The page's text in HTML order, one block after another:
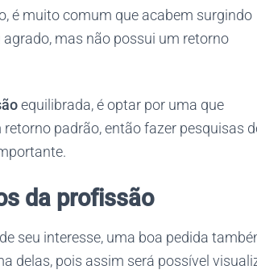
é muito comum que acabem surgindo
mas não possui um retorno
equilibrada, é optar por uma que
padrão, então fazer pesquisas
da profissão
seu interesse, uma boa pedida
delas, pois assim será possível